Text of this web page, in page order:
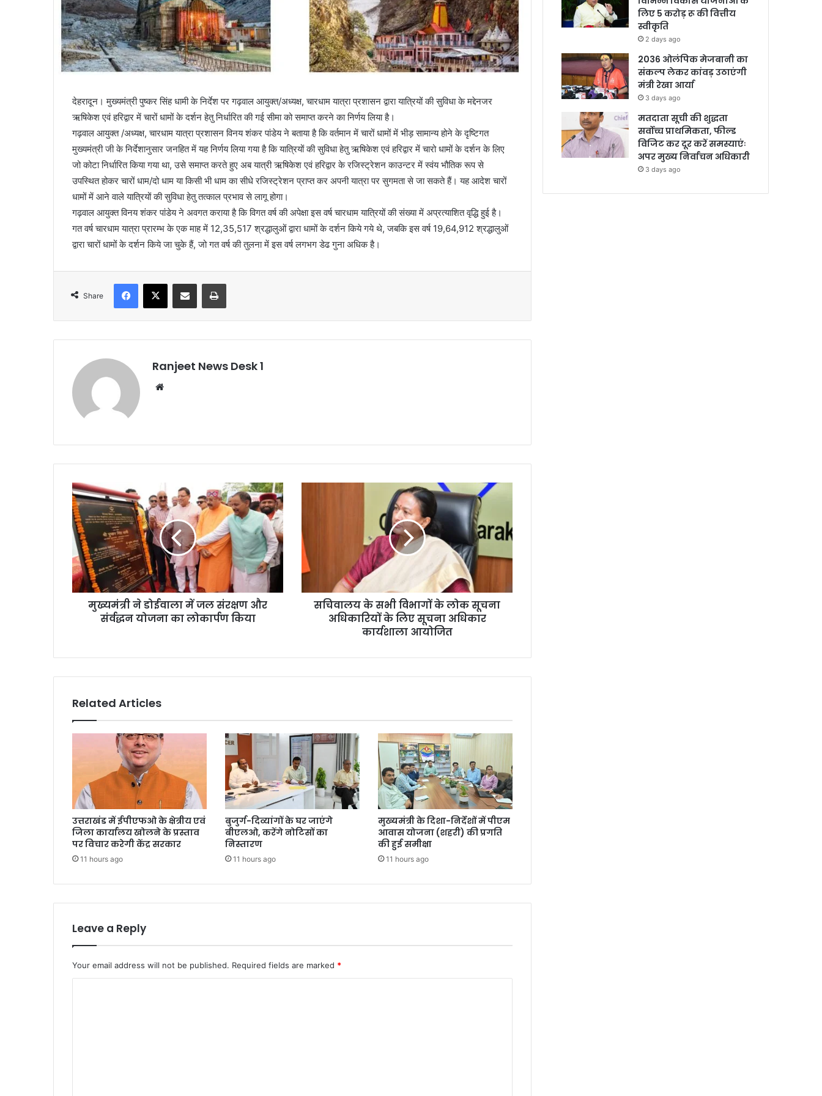
देहरादून। मुख्यमंत्री पुष्कर सिंह धामी के निर्देश पर गढ़वाल आयुक्त/अध्यक्ष, चारधाम यात्रा प्रशासन द्वारा यात्रियों की सुविधा के मद्देनजर
ऋषिकेश एवं हरिद्वार में चारों धामों के दर्शन हेतु निर्धारित की गई सीमा को समाप्त करने का निर्णय लिया है।
गढ़वाल आयुक्त /अध्यक्ष, चारधाम यात्रा प्रशासन विनय शंकर पांडेय ने बताया है कि वर्तमान में चारों धामों में भीड़ सामान्य होने के दृष्टिगत
मुख्यमंत्री जी के निर्देशानुसार जनहित में यह निर्णय लिया गया है कि यात्रियों की सुविधा हेतु ऋषिकेश एवं हरिद्वार में चारो धामों के दर्शन के लिए
जो कोटा निर्धारित किया गया था, उसे समाप्त करते हुए अब यात्री ऋषिकेश एवं हरिद्वार के रजिस्ट्रेशन काउन्टर में स्वंय भौतिक रूप से
उपस्थित होकर चारों धाम/दो धाम या किसी भी धाम का सीधे रजिस्ट्रेशन प्राप्त कर अपनी यात्रा पर सुगमता से जा सकते हैं। यह आदेश चारों
धामों में आने वाले यात्रियों की सुविधा हेतु तत्काल प्रभाव से लागू होगा।
गढ़वाल आयुक्त विनय शंकर पांडेय ने अवगत कराया है कि विगत वर्ष की अपेक्षा इस वर्ष चारधाम यात्रियों की संख्या में अप्रत्याशित वृद्धि हुई है।
गत वर्ष चारधाम यात्रा प्रारम्भ के एक माह में 12,35,517 श्रद्धालुओं द्वारा धामों के दर्शन किये गये थे, जबकि इस वर्ष 19,64,912 श्रद्धालुओं
द्वारा चारों धामों के दर्शन किये जा चुके हैं, जो गत वर्ष की तुलना में इस वर्ष लगभग डेढ गुना अधिक है।
Share
Ranjeet News Desk 1
मुख्यमंत्री ने डोईवाला में जल संरक्षण और
संर्वद्धन योजना का लोकार्पण किया
सचिवालय के सभी विभागों के लोक सूचना
अधिकारियों के लिए सूचना अधिकार
कार्यशाला आयोजित
Related Articles
उत्तराखंड में ईपीएफओ के क्षेत्रीय एवं
जिला कार्यालय खोलने के प्रस्ताव
पर विचार करेगी केंद्र सरकार
11 hours ago
बुजुर्ग-दिव्यांगों के घर जाएंगे
बीएलओ, करेंगे नोटिसों का
निस्तारण
11 hours ago
मुख्यमंत्री के दिशा-निर्देशों में पीएम
आवास योजना (शहरी) की प्रगति
की हुई समीक्षा
11 hours ago
Leave a Reply
Your email address will not be published. Required fields are marked *
लिए 5 करोड़ रू की वित्तीय
स्वीकृति
2 days ago
2036 ओलंपिक मेजबानी का
संकल्प लेकर कांवड़ उठाएंगी
मंत्री रेखा आर्या
3 days ago
मतदाता सूची की शुद्धता
सर्वोच्च प्राथमिकता, फील्ड
विजिट कर दूर करें समस्याएंः
अपर मुख्य निर्वाचन अधिकारी
3 days ago